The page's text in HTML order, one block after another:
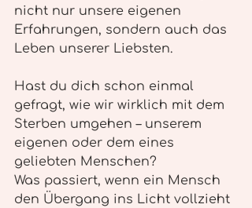
nicht nur unsere eigenen
Erfahrungen, sondern auch das
Leben unserer Liebsten.
Hast du dich schon einmal
gefragt, wie wir wirklich mit dem
Sterben umgehen – unserem
eigenen oder dem eines
geliebten Menschen?
Was passiert, wenn ein Mensch
den Übergang ins Licht vollzieht